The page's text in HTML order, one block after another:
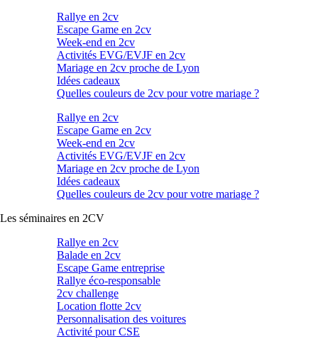
Rallye en 2cv
Escape Game en 2cv
Week-end en 2cv
Activités EVG/EVJF en 2cv
Mariage en 2cv proche de Lyon
Idées cadeaux
Quelles couleurs de 2cv pour votre mariage ?
Rallye en 2cv
Escape Game en 2cv
Week-end en 2cv
Activités EVG/EVJF en 2cv
Mariage en 2cv proche de Lyon
Idées cadeaux
Quelles couleurs de 2cv pour votre mariage ?
Les séminaires en 2CV
Rallye en 2cv
Balade en 2cv
Escape Game entreprise
Rallye éco-responsable
2cv challenge
Location flotte 2cv
Personnalisation des voitures
Activité pour CSE